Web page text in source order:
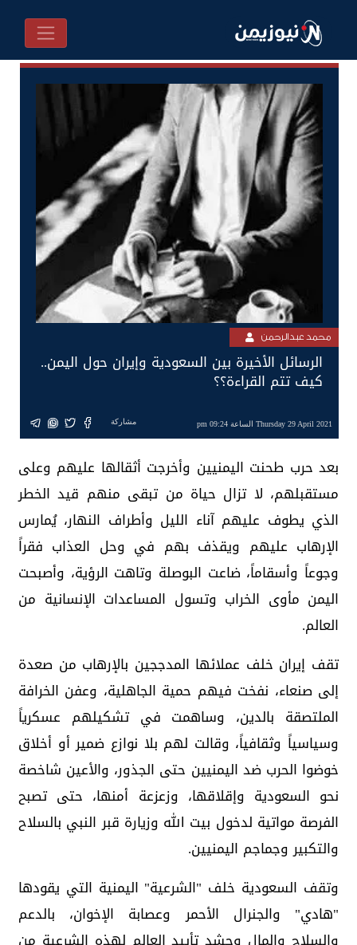
محمد عبدالرحمن
الرسائل الأخيرة بين السعودية وإيران حول اليمن..
كيف تتم القراءة؟؟
Thursday 29 April 2021 الساعة 09:24 pm مشاركة
بعد حرب طحنت اليمنيين وأخرجت أثقالها عليهم وعلى
مستقبلهم، لا تزال حياة من تبقى منهم قيد الخطر
الذي يطوف عليهم آناء الليل وأطراف النهار، يُمارس
الإرهاب عليهم ويقذف بهم في وحل العذاب فقراً
وجوعاً وأسقاماً، ضاعت البوصلة وتاهت الرؤية، وأصبحت
اليمن مأوى الخراب وتسول المساعدات الإنسانية من
العالم.
تقف إيران خلف عملائها المدججين بالإرهاب من صعدة
إلى صنعاء، نفخت فيهم حمية الجاهلية، وعفن الخرافة
الملتصقة بالدين، وساهمت في تشكيلهم عسكرياً
وسياسياً وثقافياً، وقالت لهم بلا نوازع ضمير أو أخلاق
خوضوا الحرب ضد اليمنيين حتى الجذور، والأعين شاخصة
نحو السعودية وإقلاقها، وزعزعة أمنها، حتى تصبح
الفرصة مواتية لدخول بيت الله وزيارة قبر النبي بالسلاح
والتكبير وجماجم اليمنيين.
وتقف السعودية خلف "الشرعية" اليمنية التي يقودها
"هادي" والجنرال الأحمر وعصابة الإخوان، بالدعم